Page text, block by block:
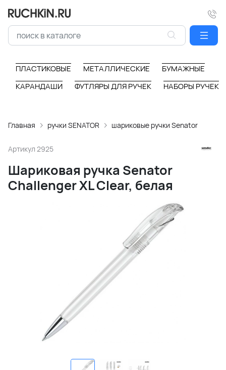
ПЛАСТИКОВЫЕ МЕТАЛЛИЧЕСКИЕ
БУМАЖНЫЕ
КАРАНДАШИ
ФУТЛЯРЫ ДЛЯ РУЧЕК НАБОРЫ РУЧЕК
Главная ручки SENATOR шариковые ручки Senator
Артикул 2925
Шариковая ручка Senator
Challenger XL Clear, белая